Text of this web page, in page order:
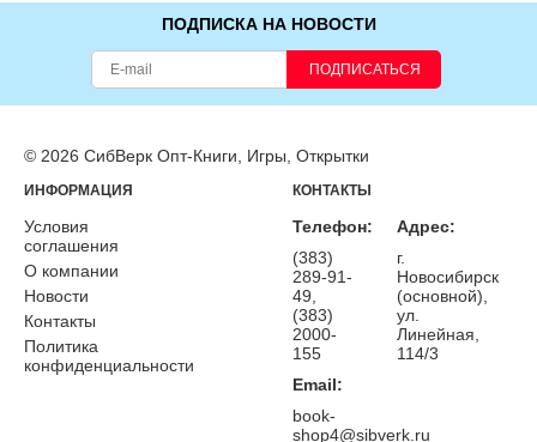
ПОДПИСКА НА НОВОСТИ
ПОДПИСАТЬСЯ
© 2026 СибВерк Опт-Книги, Игры, Открытки
ИНФОРМАЦИЯ
Условия
соглашения
О компании
Новости
Контакты
Политика
конфиденциальности
КОНТАКТЫ
Телефон:
(383)
289-91-
49,
(383)
2000-
155
Email:
book-
shop4@sibverk.ru
Адрес:
г.
Новосибирск
(основной),
ул.
Линейная,
114/3